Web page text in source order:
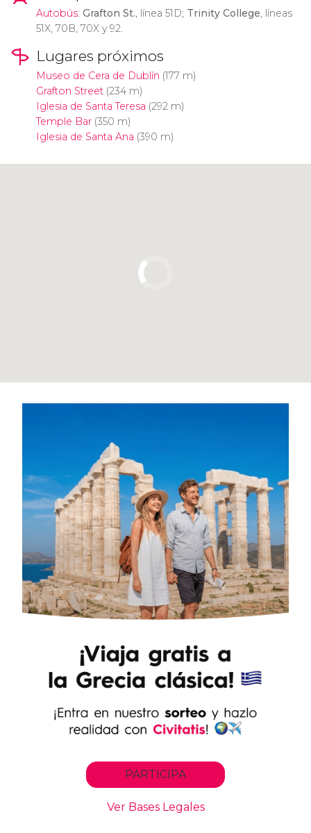
Autobús: Grafton St., línea 51D; Trinity College, líneas
51X, 70B, 70X y 92.
Lugares próximos
Museo de Cera de Dublín (177 m)
Grafton Street(234 m)
Iglesia de Santa Teresa (292 m)
Temple Bar(350 m)
Iglesia de Santa Ana (390 m)